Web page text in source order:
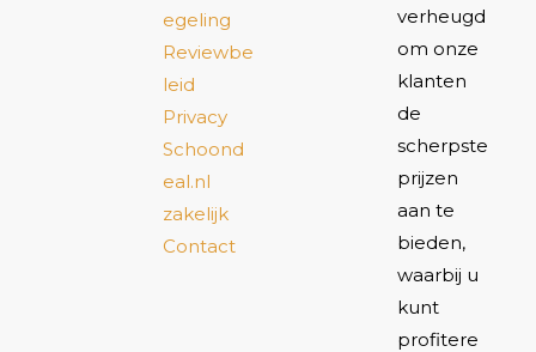
egeling
Reviewbe
leid
Privacy
Schoond
eal.nl
zakelijk
Contact
verheugd
om onze
klanten
de
scherpste
prijzen
aan te
bieden,
waarbij u
kunt
profitere